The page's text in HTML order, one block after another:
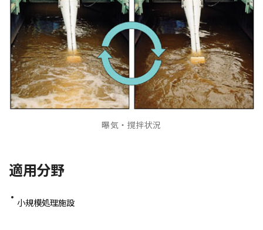
曝気・撹拌状況
適用分野
小規模処理施設